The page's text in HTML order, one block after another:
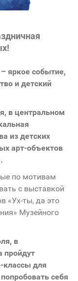
яркое событие,
и детский
в центральном
из детских
арт-объектов
по мотивам
с выставкой
«Ух-ты, да это
Музейного
в
пройдут
классы для
себя